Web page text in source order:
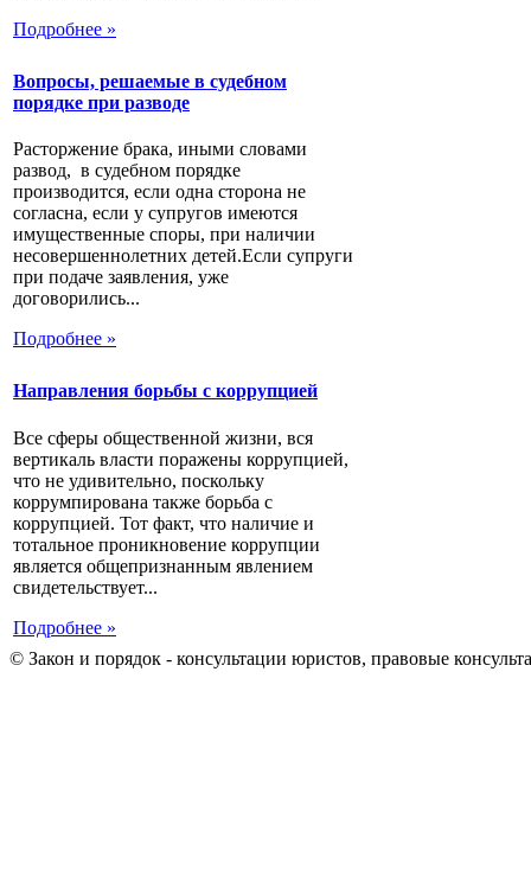
Подробнее »
Вопросы, решаемые в судебном
порядке при разводе
Расторжение брака, иными словами
развод, в судебном порядке
производится, если одна сторона не
согласна, если у супругов имеются
имущественные споры, при наличии
несовершеннолетних детей.Если супруги
при подаче заявления, уже
договорились...
Подробнее »
Направления борьбы с коррупцией
Все сферы общественной жизни, вся
вертикаль власти поражены коррупцией,
что не удивительно, поскольку
коррумпирована также борьба с
коррупцией. Тот факт, что наличие и
тотальное проникновение коррупции
является общепризнанным явлением
свидетельствует...
Подробнее »
© Закон и порядок - консультации юристов, правовые